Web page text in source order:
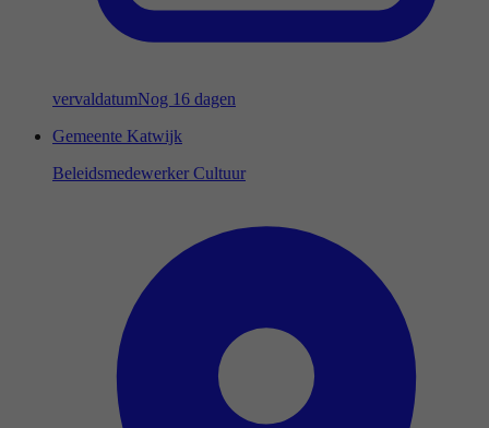
vervaldatumNog 16 dagen
Gemeente Katwijk
Beleidsmedewerker Cultuur